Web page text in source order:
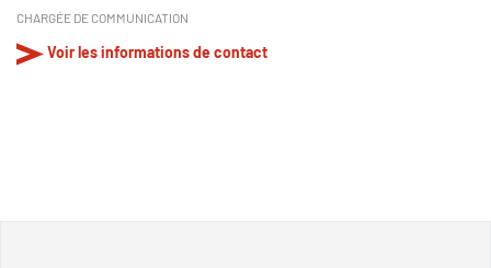
CHARGÉE DE COMMUNICATION
Voir les informations de contact